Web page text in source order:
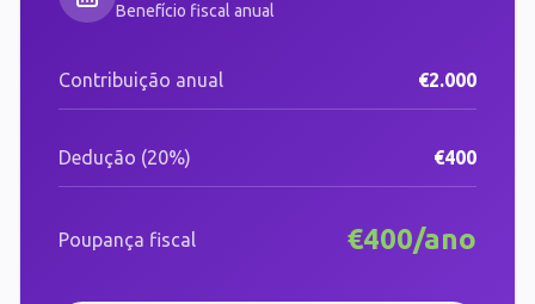
Benefício fiscal anual
Contribuição anual €2.000
Dedução (20%) €400
Poupança fiscal €400/ano